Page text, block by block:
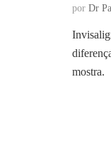
por Dr
mostra.